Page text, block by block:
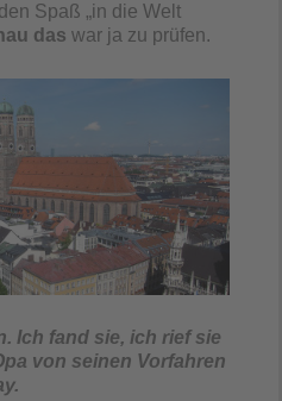
Spaß „in die Welt
das war ja zu prüfen.
Ich fand sie, ich rief sie
von seinen Vorfahren